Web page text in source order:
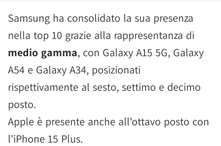
Samsung ha consolidato la sua presenza
nella top 10 grazie alla rappresentanza di
medio gamma, con Galaxy A15 5G, Galaxy
A54 e Galaxy A34, posizionati
rispettivamente al sesto, settimo e decimo
posto.
Apple è presente anche all'ottavo posto con
l'iPhone 15 Plus.